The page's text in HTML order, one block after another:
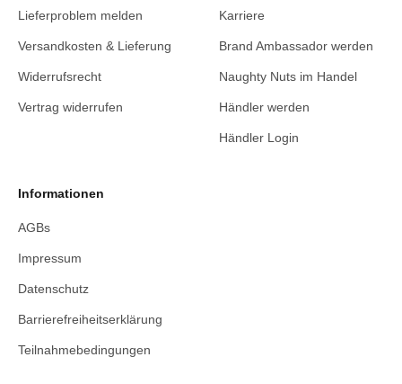
Lieferproblem melden
Versandkosten & Lieferung
Widerrufsrecht
Vertrag widerrufen
Karriere
Brand Ambassador werden
Naughty Nuts im Handel
Händler werden
Händler Login
Informationen
AGBs
Impressum
Datenschutz
Barrierefreiheitserklärung
Teilnahmebedingungen